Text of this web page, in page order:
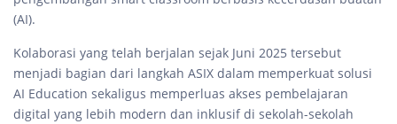
(AI).
Kolaborasi yang telah berjalan sejak Juni 2025 tersebut
menjadi bagian dari langkah ASIX dalam memperkuat solusi
AI Education sekaligus memperluas akses pembelajaran
digital yang lebih modern dan inklusif di sekolah-sekolah